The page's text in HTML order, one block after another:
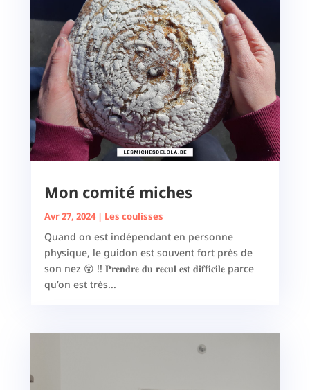
Mon comité miches
Avr 27, 2024| Les coulisses
Quand on est indépendant en personne
physique, le guidon est souvent fort près de
son nez 😵 !! 𝐏𝐫𝐞𝐧𝐝𝐫𝐞 𝐝𝐮 𝐫𝐞𝐜𝐮𝐥 𝐞𝐬𝐭 𝐝𝐢𝐟𝐟𝐢𝐜𝐢𝐥𝐞 parce
qu’on est très...